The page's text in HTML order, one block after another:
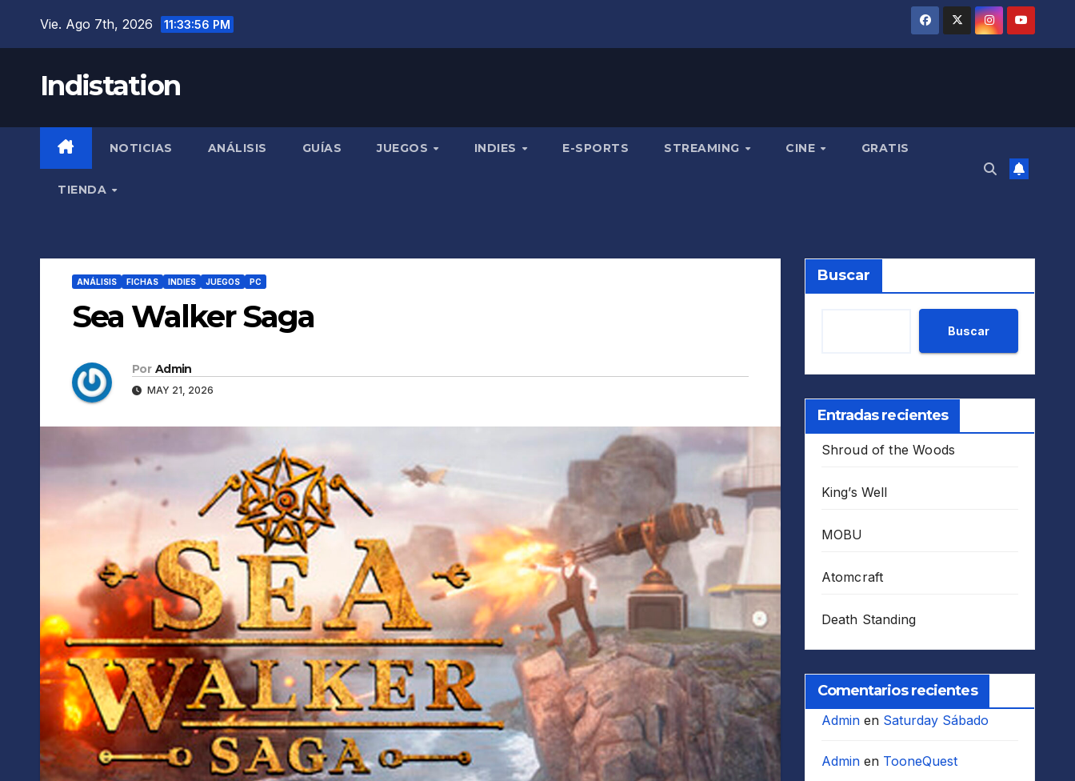
Vie. Ago 7th, 2026 11:33:57 PM
Indistation
NOTICIAS ANÁLISIS GUÍAS JUEGOS INDIES E-SPORTS STREAMING CINE GRATIS
TIENDA
ANÁLISIS FICHAS INDIES JUEGOS PC
Sea Walker Saga
Por Admin
MAY 21, 2026
Buscar
Buscar
Entradas recientes
Shroud of the Woods
King’s Well
MOBU
Atomcraft
Death Standing
Comentarios recientes
Adminen Saturday Sábado
Adminen TooneQuest